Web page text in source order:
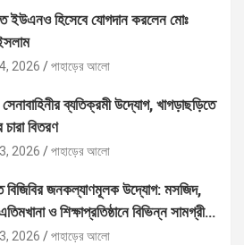
ইউএনও হিসেবে যোগদান করলেন মোঃ
2026 পাহাড়ের আলো
ব্যতিক্রমী উদ্যোগ, খাগড়াছড়িতে
বিতরণ
2026 পাহাড়ের আলো
বিজিবির জনকল্যাণমূলক উদ্যোগ: মসজিদ,
ও শিক্ষাপ্রতিষ্ঠানে বিভিন্ন সামগ্রী
2026 পাহাড়ের আলো